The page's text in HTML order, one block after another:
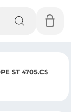
ST 4705.CS